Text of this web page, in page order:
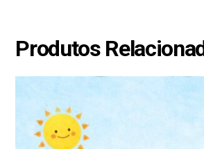
Produtos
produto
tem
várias